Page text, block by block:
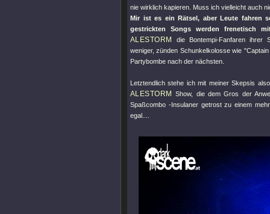
nie wirklich kapieren. Muss ich vielleicht auch
Mir ist es ein Rätsel, aber Leute fahren
gestrickten Songs werden frenetisch
ALESTORM
die Bontempi-Fanfaren ihrer
weniger, zünden Schunkelkolosse wie
Partybombe nach der nächsten.
Letztendlich stehe ich mit meiner Skepsis
ALESTORM
Show, die dem Gros der
Spaßcombo -Insulaner getrost zu einem
egal....